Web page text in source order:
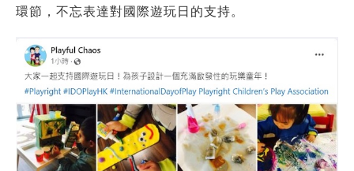
環節，不忘表達對國際遊玩日的支持。